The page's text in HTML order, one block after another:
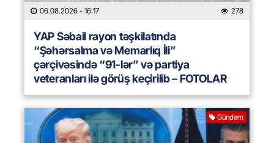
06.08.2026 - 16:17 278
YAP Səbail rayon təşkilatında
“Şəhərsalma və Memarlıq İli”
çərçivəsində “91-lər” və partiya
veteranları ilə görüş keçirilib – FOTOLAR
Gündəm